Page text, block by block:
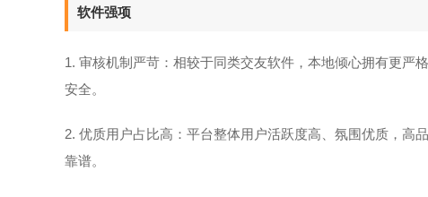
软件强项
1. 审核机制严苛：相较于同类交友软件，本地倾心拥有更严
安全。
2. 优质用户占比高：平台整体用户活跃度高、氛围优质，高
靠谱。